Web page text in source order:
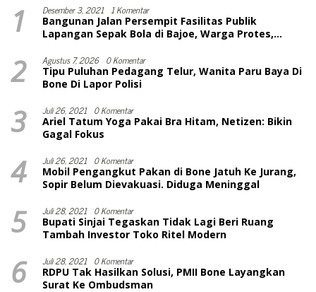
1 Desember 3, 2021 1 Komentar
Bangunan Jalan Persempit Fasilitas Publik
Lapangan Sepak Bola di Bajoe, Warga Protes,
2 Agustus 7, 2026 0 Komentar
Tipu Puluhan Pedagang Telur, Wanita Paru Baya Di
Bone Di Lapor Polisi
3 Juli 26, 2021 0 Komentar
Ariel Tatum Yoga Pakai Bra Hitam, Netizen: Bikin
Gagal Fokus
4 Juli 26, 2021 0 Komentar
Mobil Pengangkut Pakan di Bone Jatuh Ke Jurang,
Sopir Belum Dievakuasi. Diduga Meninggal
5 Juli 28, 2021 0 Komentar
Bupati Sinjai Tegaskan Tidak Lagi Beri Ruang
Tambah Investor Toko Ritel Modern
6 Juli 28, 2021 0 Komentar
RDPU Tak Hasilkan Solusi, PMII Bone Layangkan
Surat Ke Ombudsman